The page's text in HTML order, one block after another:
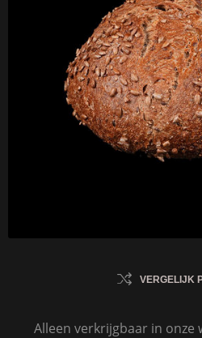
VERGELIJK
Alleen verkrijgbaar in onze